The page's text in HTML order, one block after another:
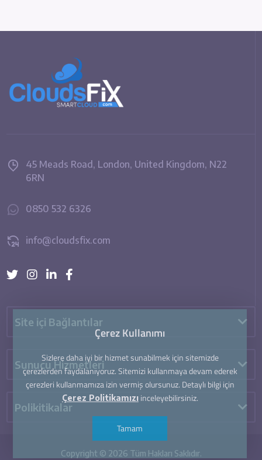
45 Meads Road, London, United Kingdom, N22
6RN
0850 532 6326
info@cloudsfix.com
Site içi Bağlantılar
Sunucu Hizmetleri
Polikitikalar
Copyright © 2026 Tüm Hakları Saklıdır.
Çerez Kullanımı
Sizlere daha iyi bir hizmet sunabilmek için sitemizde
çerezlerden faydalanıyoruz. Sitemizi kullanmaya devam ederek
çerezleri kullanmamıza izin vermiş olursunuz. Detaylı bilgi için
Çerez Politikamızıinceleyebilirsiniz.
Tamam